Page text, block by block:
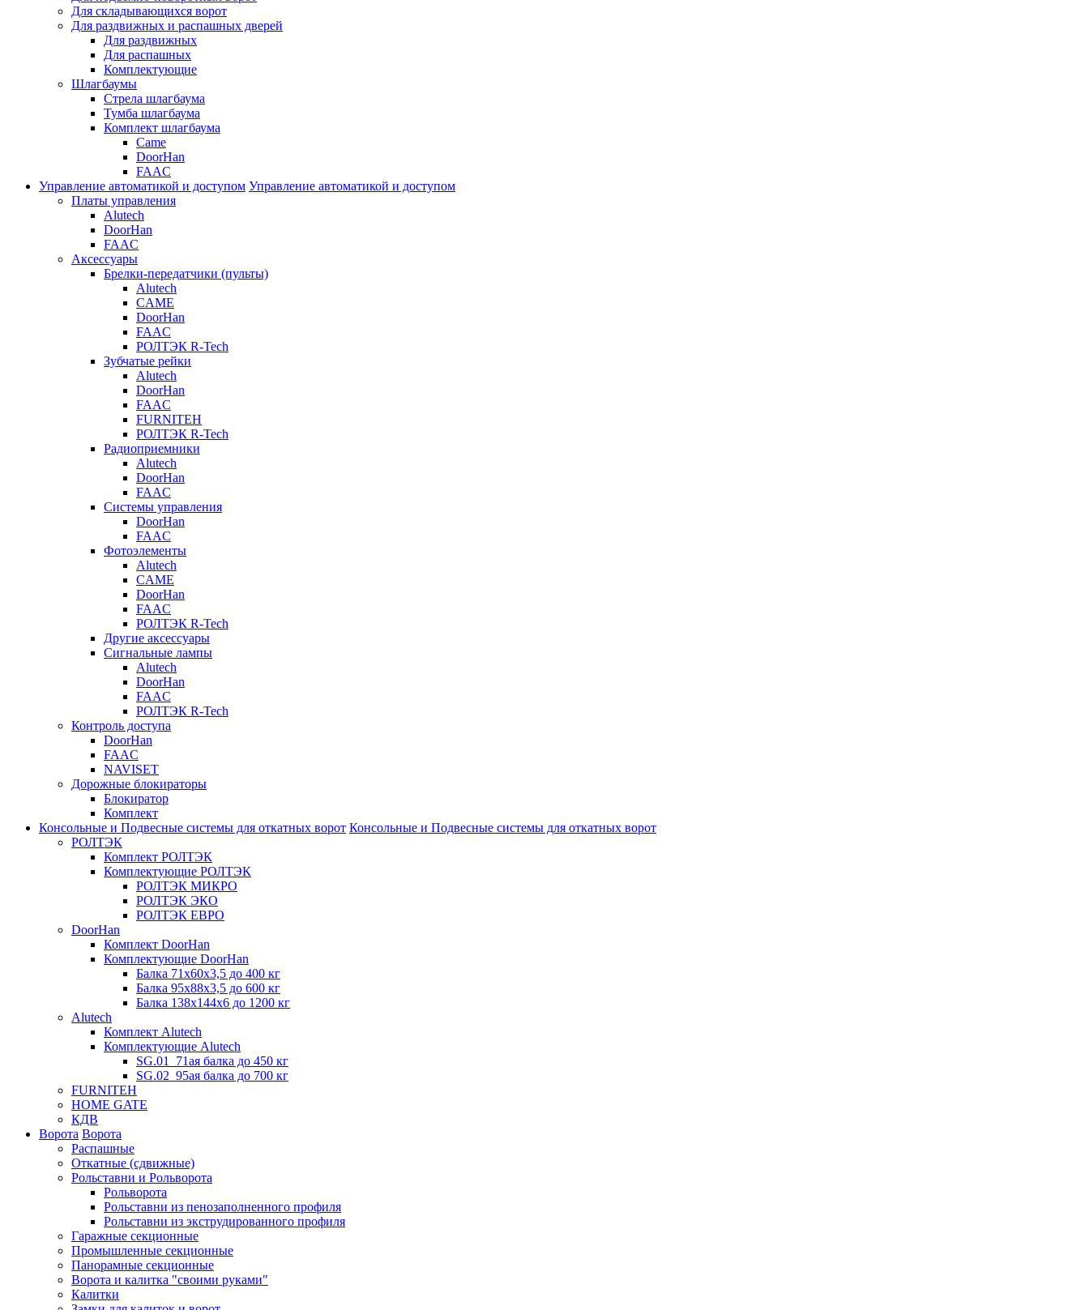
Для складывающихся ворот
Для раздвижных и распашных дверей
Для раздвижных
Для распашных
Комплектующие
Шлагбаумы
Стрела шлагбаума
Тумба шлагбаума
Комплект шлагбаума
Came
DoorHan
FAAC
Управление автоматикой и доступом Управление автоматикой и доступом
Платы управления
Alutech
DoorHan
FAAC
Аксессуары
Брелки-передатчики (пульты)
Alutech
CAME
DoorHan
FAAC
РОЛТЭК R-Tech
Зубчатые рейки
Alutech
DoorHan
FAAC
FURNITEH
РОЛТЭК R-Tech
Радиоприемники
Alutech
DoorHan
FAAC
Системы управления
DoorHan
FAAC
Фотоэлементы
Alutech
CAME
DoorHan
FAAC
РОЛТЭК R-Tech
Другие аксессуары
Сигнальные лампы
Alutech
DoorHan
FAAC
РОЛТЭК R-Tech
Контроль доступа
DoorHan
FAAC
NAVISET
Дорожные блокираторы
Блокиратор
Комплект
Консольные и Подвесные системы для откатных ворот Консольные и Подвесные системы для откатных ворот
РОЛТЭК
Комплект РОЛТЭК
Комплектующие РОЛТЭК
РОЛТЭК МИКРО
РОЛТЭК ЭКО
РОЛТЭК ЕВРО
DoorHan
Комплект DoorHan
Комплектующие DoorHan
Балка 71х60х3,5 до 400 кг
Балка 95х88х3,5 до 600 кг
Балка 138х144х6 до 1200 кг
Alutech
Комплект Alutech
Комплектующие Alutech
SG.01_71ая балка до 450 кг
SG.02_95ая балка до 700 кг
FURNITEH
HOME GATE
КДВ
Ворота Ворота
Распашные
Откатные (сдвижные)
Рольставни и Рольворота
Рольворота
Рольставни из пенозаполненного профиля
Рольставни из экструдированного профиля
Гаражные секционные
Промышленные секционные
Панорамные секционные
Ворота и калитка "своими руками"
Калитки